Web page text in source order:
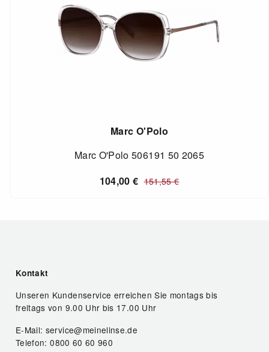
Marc O'Polo
Marc O'Polo 506191 50 2065
104,00€ 151,55€
Kontakt
Unseren Kundenservice erreichen Sie montags bis
freitags von 9.00 Uhr bis 17.00 Uhr
E-Mail: service@meinelinse.de
Telefon: 0800 60 60 960